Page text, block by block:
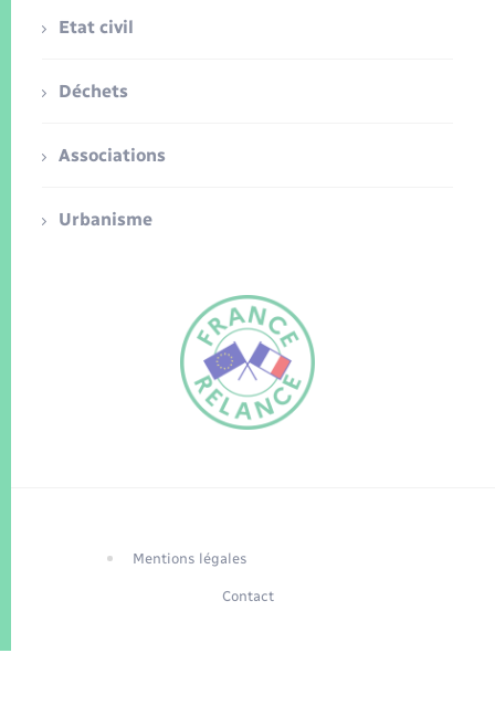
Etat civil
Déchets
Associations
Urbanisme
Mentions légales
Contact